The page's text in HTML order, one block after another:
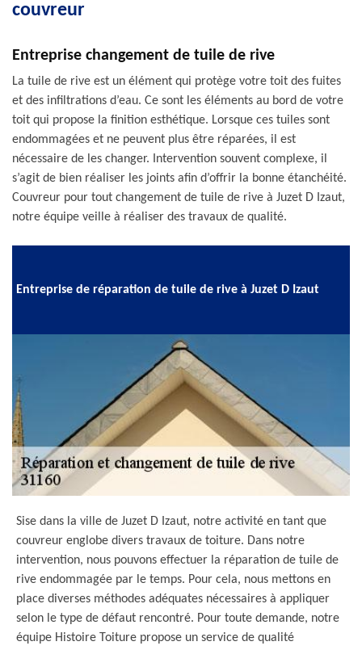
couvreur
Entreprise changement de tuile de rive
La tuile de rive est un élément qui protège votre toit des fuites
et des infiltrations d’eau. Ce sont les éléments au bord de votre
toit qui propose la finition esthétique. Lorsque ces tuiles sont
endommagées et ne peuvent plus être réparées, il est
nécessaire de les changer. Intervention souvent complexe, il
s’agit de bien réaliser les joints afin d’offrir la bonne étanchéité.
Couvreur pour tout changement de tuile de rive à Juzet D Izaut,
notre équipe veille à réaliser des travaux de qualité.
Entreprise de réparation de tuile de rive à Juzet D Izaut
Sise dans la ville de Juzet D Izaut, notre activité en tant que
couvreur englobe divers travaux de toiture. Dans notre
intervention, nous pouvons effectuer la réparation de tuile de
rive endommagée par le temps. Pour cela, nous mettons en
place diverses méthodes adéquates nécessaires à appliquer
selon le type de défaut rencontré. Pour toute demande, notre
équipe Histoire Toiture propose un service de qualité